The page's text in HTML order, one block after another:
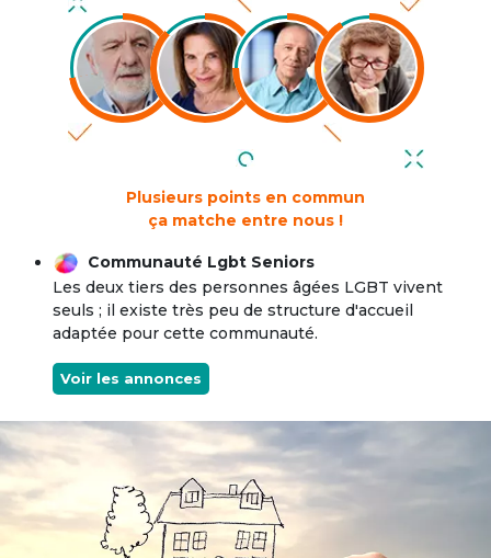
Plusieurs points en commun
ça matche entre nous !
Communauté Lgbt Seniors
Les deux tiers des personnes âgées LGBT vivent
seuls ; il existe très peu de structure d'accueil
adaptée pour cette communauté.
Voir les annonces